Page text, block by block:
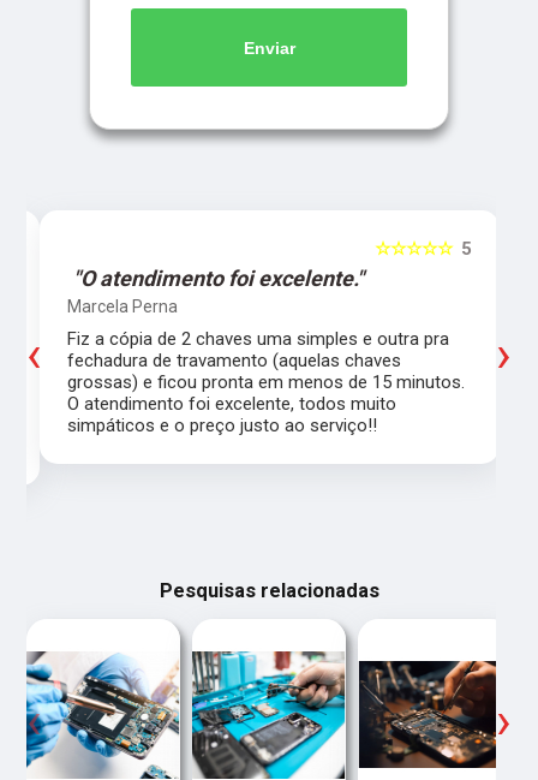
Enviar
5
☆☆☆☆☆
"O atendimento foi excelente."
Marcela Perna
Fiz a cópia de 2 chaves uma simples e outra pra
fechadura de travamento (aquelas chaves
grossas) e ficou pronta em menos de 15 minutos.
O atendimento foi excelente, todos muito
simpáticos e o preço justo ao serviço!!
‹ ›
Pesquisas relacionadas
‹ ›